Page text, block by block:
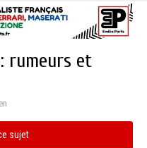
rumeurs et
sujet